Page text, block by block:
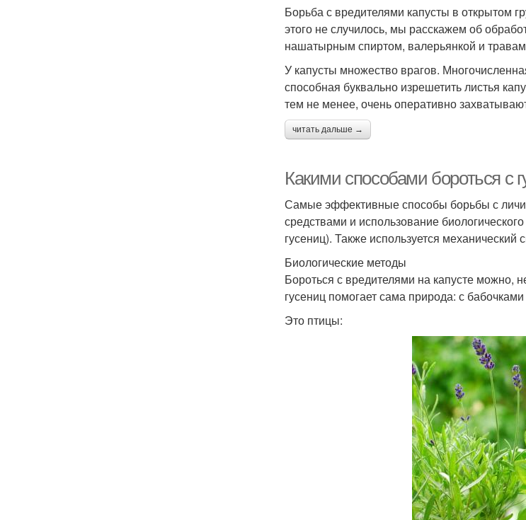
Борьба с вредителями капусты в открытом
этого не случилось, мы расскажем об
нашатырным спиртом, валерьянкой и
У капусты множество врагов.
способная буквально изрешетить листья
тем не менее, очень оперативно
читать дальше →
Какими способами бороться с
Самые эффективные способы борьбы с
средствами и использование
гусениц). Также используется
Биологические методы
Бороться с вредителями на капусте можно,
гусениц помогает сама природа: с
Это птицы: